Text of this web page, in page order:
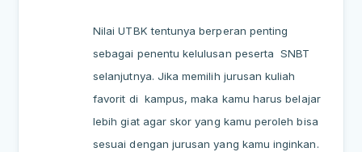
Nilai UTBK tentunya berperan penting
sebagai penentu kelulusan peserta SNBT
selanjutnya. Jika memilih jurusan kuliah
favorit di kampus, maka kamu harus belajar
lebih giat agar skor yang kamu peroleh bisa
sesuai dengan jurusan yang kamu inginkan.